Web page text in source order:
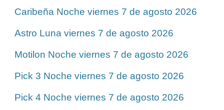
Caribeña Noche viernes 7 de agosto 2026
Astro Luna viernes 7 de agosto 2026
Motilon Noche viernes 7 de agosto 2026
Pick 3 Noche viernes 7 de agosto 2026
Pick 4 Noche viernes 7 de agosto 2026